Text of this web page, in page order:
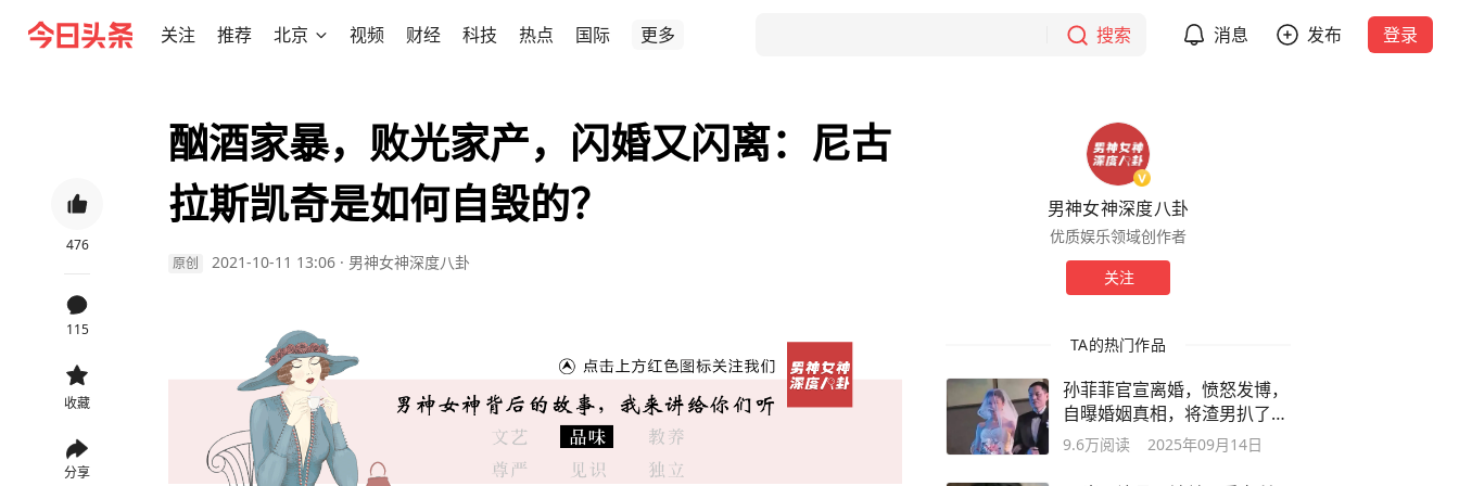
关注 推荐 北京 视频 财经 科技 热点 国际 更多 搜索 消息 发布 登录
476
115
收藏
分享
酗酒家暴，败光家产，闪婚又闪离：尼古
拉斯凯奇是如何自毁的？
原创 2021-10-11 13:06 · 男神女神深度八卦
男神女神深度八卦
优质娱乐领域创作者
关注
TA的热门作品
孙菲菲官宣离婚，愤怒发博，
自曝婚姻真相，将渣男扒了个
底朝天
9.6万阅读 2025年09月14日